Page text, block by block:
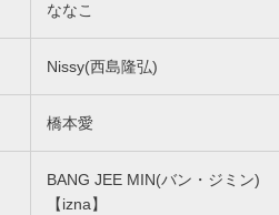
ななこ
Nissy(西島隆弘)
橋本愛
BANG JEE MIN(バン・ジミン)
【izna】